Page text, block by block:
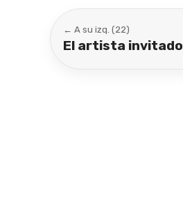
← A su izq. (22)
El artista invitado